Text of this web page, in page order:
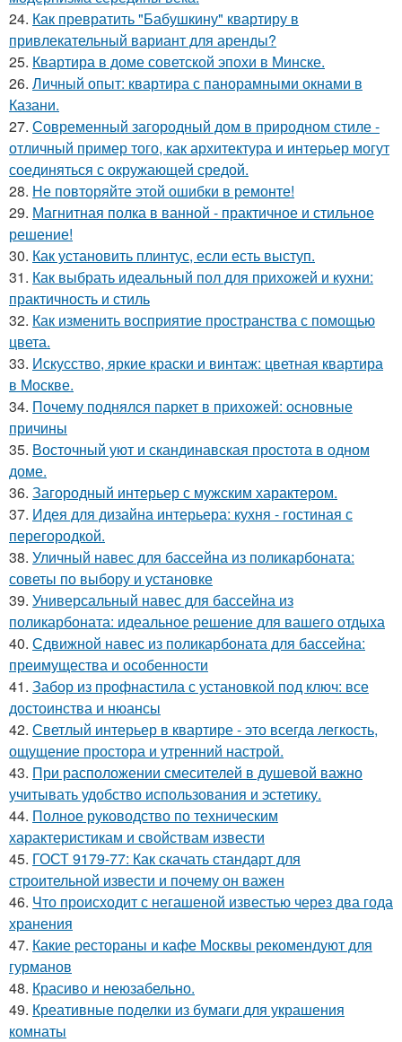
24. Как превратить "Бабушкину" квартиру в
привлекательный вариант для аренды?
25. Квартира в доме советской эпохи в Минске.
26. Личный опыт: квартира с панорамными окнами в
Казани.
27. Современный загородный дом в природном стиле -
отличный пример того, как архитектура и интерьер могут
соединяться с окружающей средой.
28. Не повторяйте этой ошибки в ремонте!
29. Магнитная полка в ванной - практичное и стильное
решение!
30. Как установить плинтус, если есть выступ.
31. Как выбрать идеальный пол для прихожей и кухни:
практичность и стиль
32. Как изменить восприятие пространства с помощью
цвета.
33. Искусство, яркие краски и винтаж: цветная квартира
в Москве.
34. Почему поднялся паркет в прихожей: основные
причины
35. Восточный уют и скандинавская простота в одном
доме.
36. Загородный интерьер с мужским характером.
37. Идея для дизайна интерьера: кухня - гостиная с
перегородкой.
38. Уличный навес для бассейна из поликарбоната:
советы по выбору и установке
39. Универсальный навес для бассейна из
поликарбоната: идеальное решение для вашего отдыха
40. Сдвижной навес из поликарбоната для бассейна:
преимущества и особенности
41. Забор из профнастила с установкой под ключ: все
достоинства и нюансы
42. Светлый интерьер в квартире - это всегда легкость,
ощущение простора и утренний настрой.
43. При расположении смесителей в душевой важно
учитывать удобство использования и эстетику.
44. Полное руководство по техническим
характеристикам и свойствам извести
45. ГОСТ 9179-77: Как скачать стандарт для
строительной извести и почему он важен
46. Что происходит с негашеной известью через два года
хранения
47. Какие рестораны и кафе Москвы рекомендуют для
гурманов
48. Красиво и неюзабельно.
49. Креативные поделки из бумаги для украшения
комнаты